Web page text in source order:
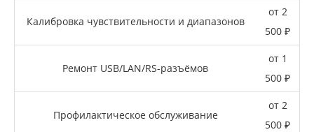
Калибровка чувствительности и диапазонов
от 2
500 ₽
Ремонт USB/LAN/RS-разъёмов
от 1
500 ₽
Профилактическое обслуживание
от 2
500 ₽